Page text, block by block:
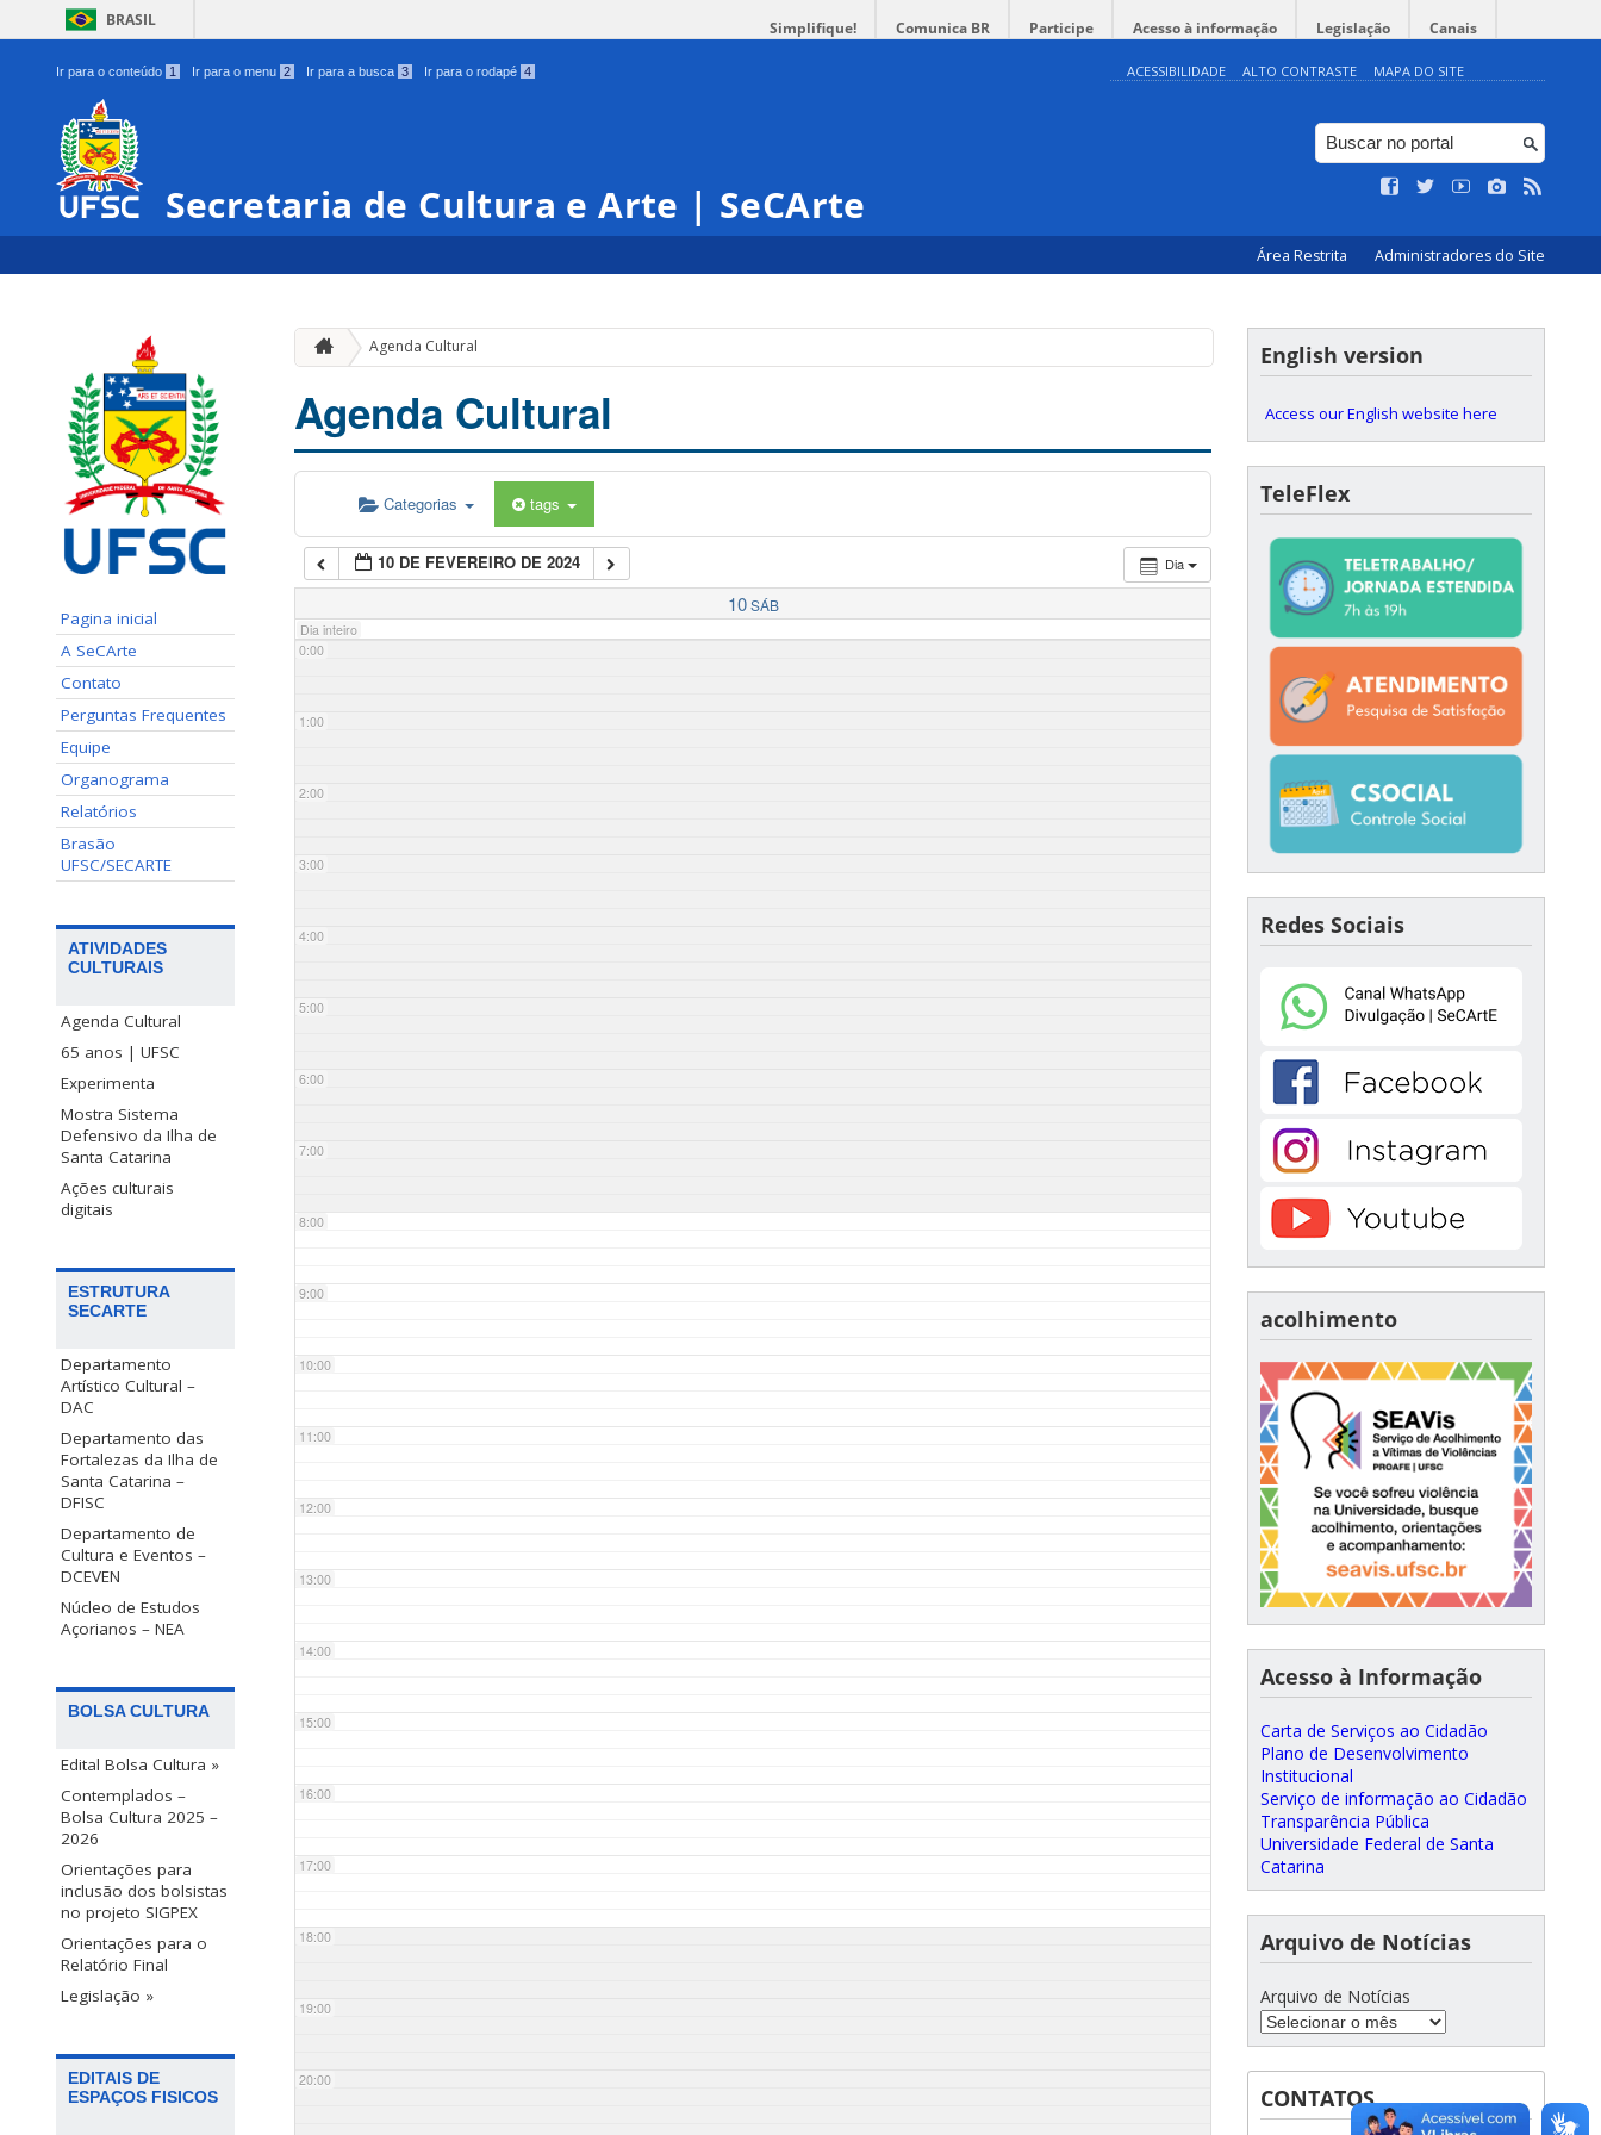
BRASIL Simplifique! Comunica BR Participe Acesso à informação Legislação Canais
Ir para o conteúdo 1 Ir para o menu 2 Ir para a busca 3 Ir para o rodapé 4 ACESSIBILIDADE ALTO CONTRASTE MAPA DO SITE
Secretaria de Cultura e Arte | SeCArte
Área Restrita Administradores do Site
Pagina inicial
A SeCArte
Contato
Perguntas Frequentes
Equipe
Organograma
Relatórios
Brasão
UFSC/SECARTE
ATIVIDADES
CULTURAIS
Agenda Cultural
65 anos | UFSC
Experimenta
Mostra Sistema
Defensivo da Ilha de
Santa Catarina
Ações culturais
digitais
ESTRUTURA
SECARTE
Departamento
Artístico Cultural –
DAC
Departamento das
Fortalezas da Ilha de
Santa Catarina –
DFISC
Departamento de
Cultura e Eventos –
DCEVEN
Núcleo de Estudos
Açorianos – NEA
BOLSA CULTURA
Edital Bolsa Cultura »
Contemplados –
Bolsa Cultura 2025 –
2026
Orientações para
inclusão dos bolsistas
no projeto SIGPEX
Orientações para o
Relatório Final
Legislação »
EDITAIS DE
ESPAÇOS FISICOS
Agenda Cultural
Agenda Cultural
Categorias tags
Dia
10 DE FEVEREIRO DE 2024
10 SÁB
Dia inteiro
0:00
1:00
2:00
3:00
4:00
5:00
6:00
7:00
8:00
9:00
10:00
11:00
12:00
13:00
14:00
15:00
16:00
17:00
18:00
19:00
20:00
English version
Access our English website here
TeleFlex
Redes Sociais
acolhimento
Acesso à Informação
Carta de Serviços ao Cidadão
Plano de Desenvolvimento
Institucional
Serviço de informação ao Cidadão
Transparência Pública
Universidade Federal de Santa
Catarina
Arquivo de Notícias
Arquivo de Notícias
CONTATOS